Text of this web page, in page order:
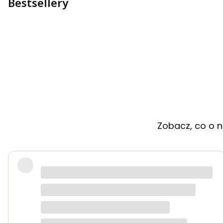
Zobacz, co o
Bardzo dobra jakość tkanin, kolory dokładnie
Anna K.